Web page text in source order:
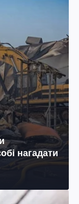
нагадати